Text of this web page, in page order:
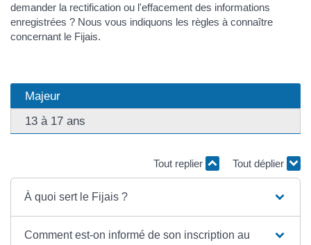
demander la rectification ou l'effacement des informations
enregistrées ? Nous vous indiquons les règles à connaître
concernant le Fijais.
Majeur
13 à 17 ans
Tout replier Tout déplier
À quoi sert le Fijais ?
Comment est-on informé de son inscription au